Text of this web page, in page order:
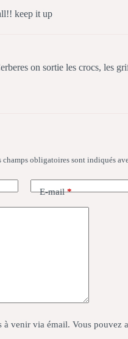
keep it up
on sortie les crocs, les
champs obligatoires sont indiqués
E-mail*
à venir via émail. Vous pouvez